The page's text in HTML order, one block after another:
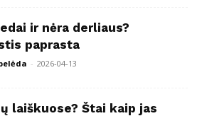
ir nėra derliaus?
paprasta
- 2026-04-13
laiškuose? Štai kaip jas